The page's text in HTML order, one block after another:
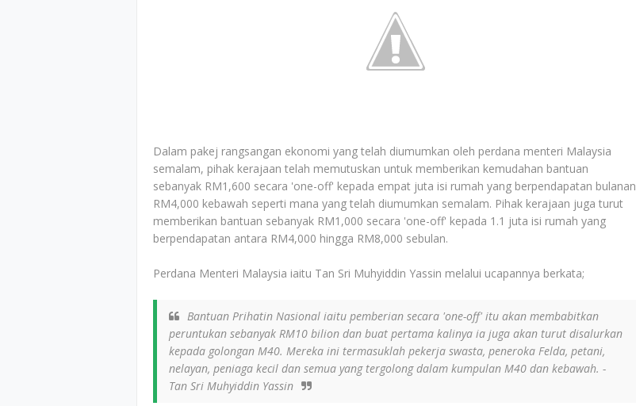
Dalam pakej rangsangan ekonomi yang telah diumumkan oleh perdana menteri Malaysia
semalam, pihak kerajaan telah memutuskan untuk memberikan kemudahan bantuan
sebanyak RM1,600 secara 'one-off' kepada empat juta isi rumah yang berpendapatan bulanan
RM4,000 kebawah seperti mana yang telah diumumkan semalam. Pihak kerajaan juga turut
memberikan bantuan sebanyak RM1,000 secara 'one-off' kepada 1.1 juta isi rumah yang
berpendapatan antara RM4,000 hingga RM8,000 sebulan.
Perdana Menteri Malaysia iaitu Tan Sri Muhyiddin Yassin melalui ucapannya berkata;
Bantuan Prihatin Nasional iaitu pemberian secara 'one-off' itu akan membabitkan
peruntukan sebanyak RM10 bilion dan buat pertama kalinya ia juga akan turut disalurkan
kepada golongan M40. Mereka ini termasuklah pekerja swasta, peneroka Felda, petani,
nelayan, peniaga kecil dan semua yang tergolong dalam kumpulan M40 dan kebawah. -
Tan Sri Muhyiddin Yassin